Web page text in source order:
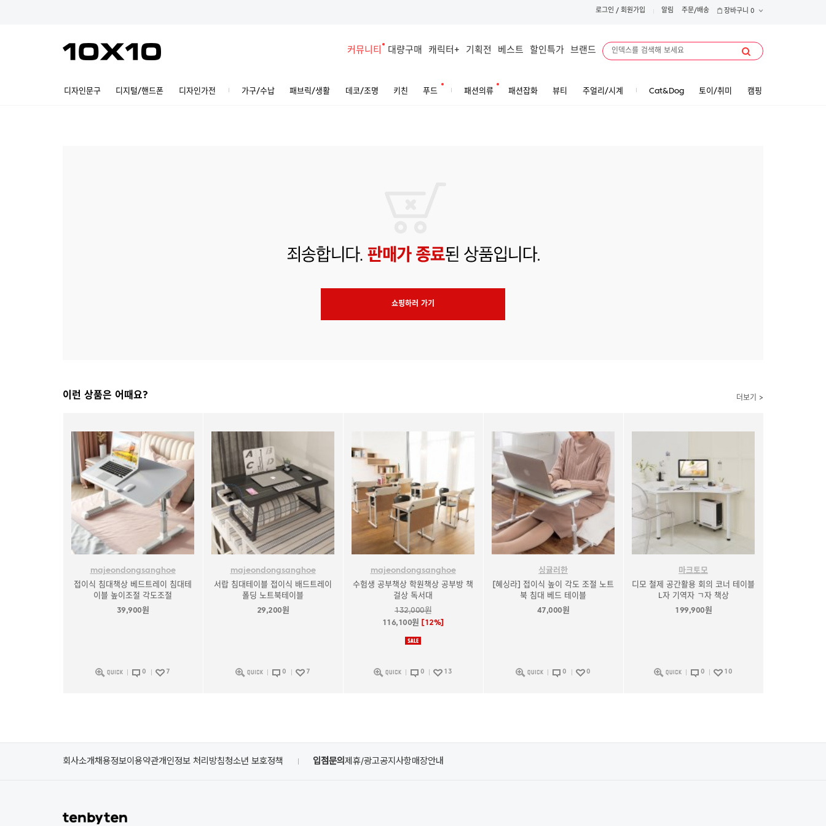
로그인 / 회원가입 알림 주문/배송 장바구니 0
커뮤니티 대량구매 캐릭터+ 기획전 베스트 할인특가 브랜드
디자인문구 디지털/핸드폰 디자인가전 가구/수납 패브릭/생활 데코/조명 키친 푸드 패션의류 패션잡화 뷰티 주얼리/시계 Cat&Dog 토이/취미 캠핑
쇼핑하러 가기
이런 상품은 어때요? 더보기 >
majeondongsanghoe
접이식 침대책상 베드트레이 침대테
이블 높이조절 각도조절
39,900원
0 7
majeondongsanghoe
서랍 침대테이블 접이식 배드트레이
폴딩 노트북테이블
29,200원
0 7
majeondongsanghoe
수험생 공부책상 학원책상 공부방 책
걸상 독서대
132,000원
116,100원 [12%]
0 13
싱귤러한
[혜싱라] 접이식 높이 각도 조절 노트
북 침대 베드 테이블
47,000원
0 0
마크토모
디모 철제 공간활용 회의 코너 테이블
L자 기역자 ㄱ자 책상
199,900원
0 10
회사소개채용정보이용약관개인정보 처리방침청소년 보호정책 입점문의제휴/광고공지사항매장안내